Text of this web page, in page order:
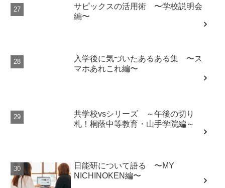
サピックスの活用術 〜学校説明会
編〜
入学後に気づいたあるある集 〜ス
マホあれこれ編〜
共学校vsシリーズ ～午後の切り
札！桐蔭中等教育・山手学院編～
日能研について語る 〜MY
NICHINOKEN編〜